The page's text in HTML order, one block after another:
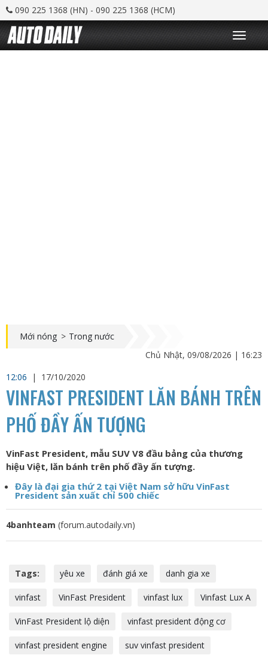
090 225 1368 (HN) - 090 225 1368 (HCM)
T
o
g
Mới nóng > Trong nước
Chủ Nhật, 09/08/2026 | 16:23
12:06
| 17/10/2020
VINFAST PRESIDENT LĂN BÁNH TRÊN
PHỐ ĐẦY ẤN TƯỢNG
VinFast President, mẫu SUV V8 đầu bảng của thương
hiệu Việt, lăn bánh trên phố đầy ấn tượng.
Đây là đại gia thứ 2 tại Việt Nam sở hữu VinFast
President sản xuất chỉ 500 chiếc
4banhteam (forum.autodaily.vn)
Tags: yêu xe đánh giá xe danh gia xe
vinfast VinFast President vinfast lux Vinfast Lux A
VinFast President lộ diện vinfast president động cơ
vinfast president engine suv vinfast president